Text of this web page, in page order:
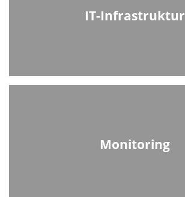
IT-Infrastruktur
Monitoring